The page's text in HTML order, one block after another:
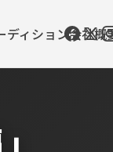
ディション会社概